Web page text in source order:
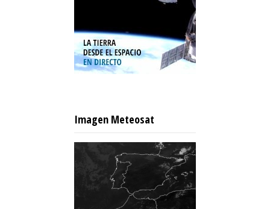
Imagen Meteosat